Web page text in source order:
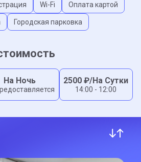
Wi-Fi Оплата картой
Городская парковка
На Ночь 2500 ₽/На Сутки
14:00 - 12:00